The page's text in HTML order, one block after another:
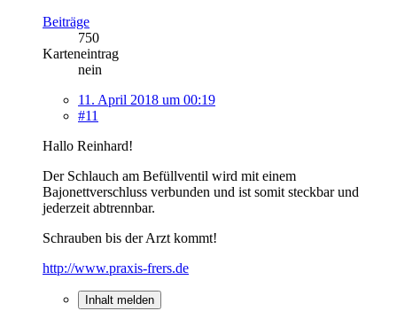
Beiträge
750
Karteneintrag
nein
11. April 2018 um 00:19
#11
Hallo Reinhard!
Der Schlauch am Befüllventil wird mit einem
Bajonettverschluss verbunden und ist somit steckbar und
jederzeit abtrennbar.
Schrauben bis der Arzt kommt!
http://www.praxis-frers.de
Inhalt melden